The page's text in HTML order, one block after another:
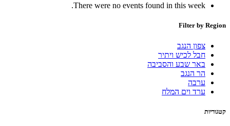
There were no events found in this week.
Filter by Region
צפון הנגב
חבל לכיש ויתיר
באר שבע והסביבה
הר הנגב
ערבה
ערד וים המלח
קטגוריות